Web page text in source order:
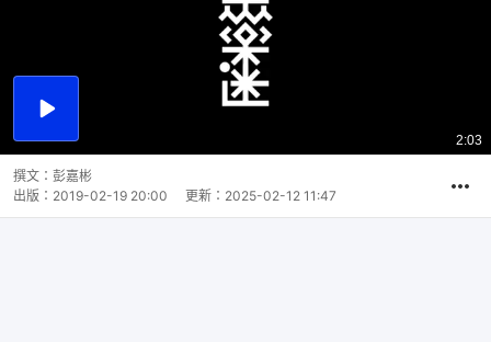
播
總
共
2:03
撰文： 彭嘉彬
出版： 2019-02-19 20:00 更新： 2025-02-12 11:47